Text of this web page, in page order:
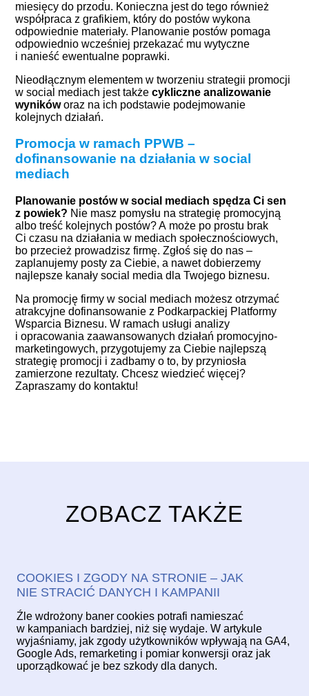
miesięcy do przodu. Konieczna jest do tego również
współpraca z grafikiem, który do postów wykona
odpowiednie materiały. Planowanie postów pomaga
odpowiednio wcześniej przekazać mu wytyczne
i nanieść ewentualne poprawki.
Nieodłącznym elementem w tworzeniu strategii promocji
w social mediach jest takżecykliczne analizowanie
wynikóworaz na ich podstawie podejmowanie
kolejnych działań.
Promocja w ramach PPWB –
dofinansowanie na działania w social
mediach
Planowanie postów w social mediach spędza Ci sen
z powiek? Nie masz pomysłu na strategię promocyjną
albo treść kolejnych postów? A może po prostu brak
Ci czasu na działania w mediach społecznościowych,
bo przecież prowadzisz firmę. Zgłoś się do nas –
zaplanujemy posty za Ciebie, a nawet dobierzemy
najlepsze kanały social media dla Twojego biznesu.
Na promocję firmy w social mediach możesz otrzymać
atrakcyjnedofinansowanie z Podkarpackiej Platformy
Wsparcia Biznesu. W ramach usługi analizy
i opracowania zaawansowanych działań promocyjno-
marketingowych, przygotujemy za Ciebie najlepszą
strategię promocji i zadbamy o to, by przyniosła
zamierzone rezultaty. Chcesz wiedzieć więcej?
Zapraszamy do kontaktu!
ZOBACZ TAKŻE
COOKIES I ZGODY NA STRONIE – JAK
NIE STRACIĆ DANYCH I KAMPANII
Źle wdrożony baner cookies potrafi namieszać
w kampaniach bardziej, niż się wydaje. W artykule
wyjaśniamy, jak zgody użytkowników wpływają na GA4,
Google Ads, remarketing i pomiar konwersji oraz jak
uporządkować je bez szkody dla danych.